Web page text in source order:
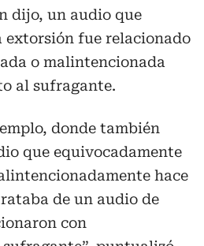
dijo, un audio que
extorsión fue relacionado
o malintencionada
al sufragante.
donde también
que equivocadamente
hace
de un audio de
con